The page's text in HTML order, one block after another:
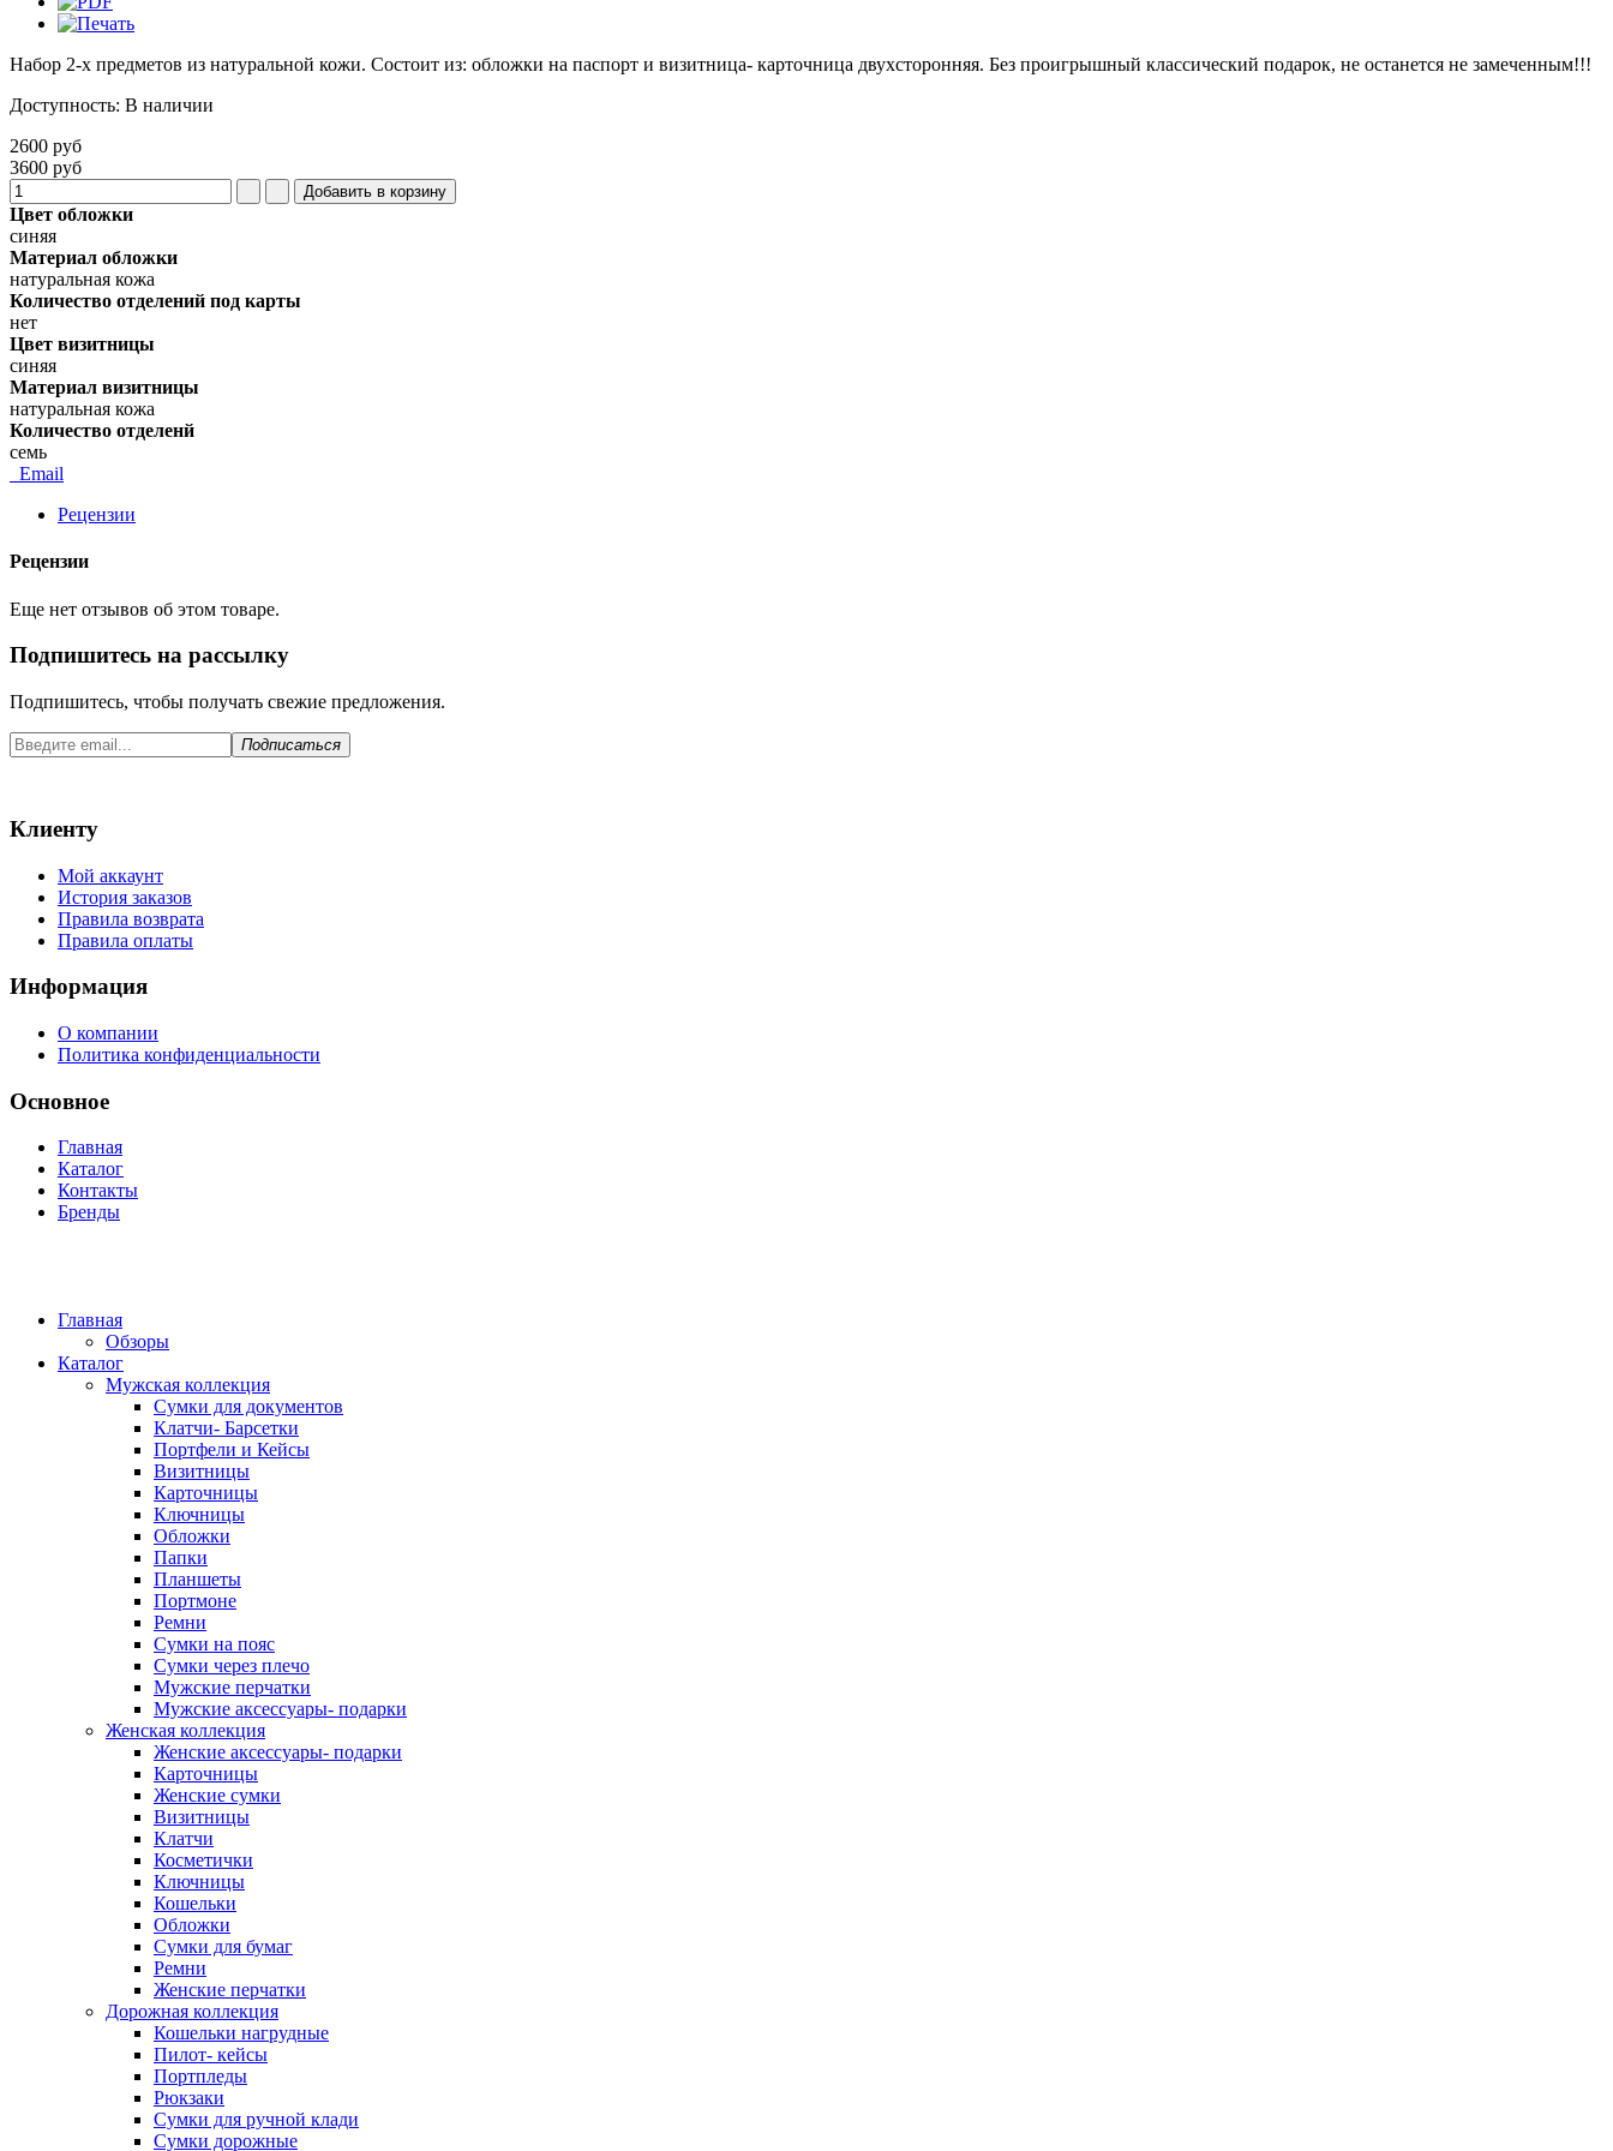
Набор 2-х предметов из натуральной кожи. Состоит из: обложки на паспорт и визитница- карточница двухсторонняя. Без проигрышный классический подарок, не останется не замеченным!!!
Доступность: В наличии
2600 руб
3600 руб
Цвет обложки
синяя
Материал обложки
натуральная кожа
Количество отделений под карты
нет
Цвет визитницы
синяя
Материал визитницы
натуральная кожа
Количество отделенй
семь
Email
Рецензии
Рецензии
Еще нет отзывов об этом товаре.
Подпишитесь на рассылку
Подпишитесь, чтобы получать свежие предложения.
Подписаться
Клиенту
Мой аккаунт
История заказов
Правила возврата
Правила оплаты
Информация
О компании
Политика конфиденциальности
Основное
Главная
Каталог
Контакты
Бренды
Главная
Обзоры
Каталог
Мужская коллекция
Сумки для документов
Клатчи- Барсетки
Портфели и Кейсы
Визитницы
Карточницы
Ключницы
Обложки
Папки
Планшеты
Портмоне
Ремни
Сумки на пояс
Сумки через плечо
Мужские перчатки
Мужские аксессуары- подарки
Женская коллекция
Женские аксессуары- подарки
Карточницы
Женские сумки
Визитницы
Клатчи
Косметички
Ключницы
Кошельки
Обложки
Сумки для бумаг
Ремни
Женские перчатки
Дорожная коллекция
Кошельки нагрудные
Пилот- кейсы
Портпледы
Рюкзаки
Сумки для ручной клади
Сумки дорожные